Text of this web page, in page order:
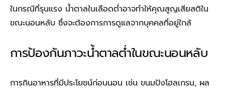
ในกรณีที่รุนแรง น้ำตาลในเลือดต่ำอาจทำให้คุณสูญเสียสติใน
ขณะนอนหลับ ซึ่งจะต้องการการดูแลจากบุคคลที่อยู่ใกล้
การป้องกันภาวะน้ำตาลต่ำในขณะนอนหลับ
การกินอาหารที่มีประโยชน์ก่อนนอน เช่น ขนมปังโฮลเกรน, ผล